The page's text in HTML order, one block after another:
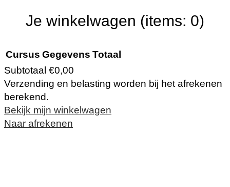
Je winkelwagen (items: 0)
Producten
in
Cursus Gegevens Totaal
Subtotaal €0,00
Verzending en belasting worden bij het afrekenen
berekend.
Bekijk mijn winkelwagen
Naar afrekenen